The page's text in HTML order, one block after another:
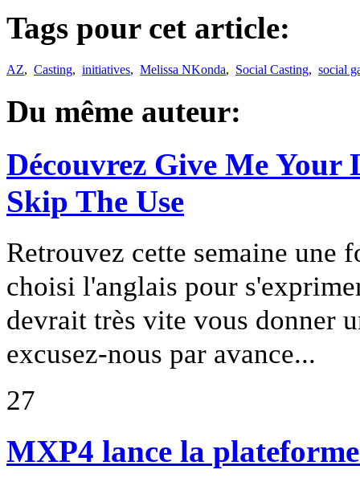
Tags pour cet article:
AZ, Casting, initiatives, Melissa NKonda, Social Casting, social
Du même auteur:
Découvrez Give Me
Skip The Use
Retrouvez cette semaine
choisi l'anglais pour
devrait très vite vous donner
excusez-nous par avance...
27
MXP4 lance la